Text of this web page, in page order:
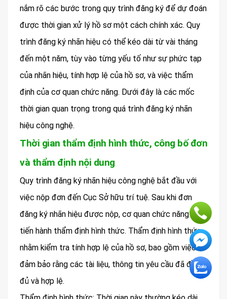
nắm rõ các bước trong quy trình đăng ký để dự đoán
được thời gian xử lý hồ sơ một cách chính xác. Quy
trình đăng ký nhãn hiệu có thể kéo dài từ vài tháng
đến một năm, tùy vào từng yếu tố như sự phức tạp
của nhãn hiệu, tính hợp lệ của hồ sơ, và việc thẩm
định của cơ quan chức năng. Dưới đây là các mốc
thời gian quan trọng trong quá trình đăng ký nhãn
hiệu công nghệ.
Thời gian thẩm định hình thức, công bố đơn
và thẩm định nội dung
Quy trình đăng ký nhãn hiệu công nghệ bắt đầu với
việc nộp đơn đến Cục Sở hữu trí tuệ. Sau khi đơn
đăng ký nhãn hiệu được nộp, cơ quan chức năng sẽ
tiến hành thẩm định hình thức. Thẩm định hình thức
nhằm kiểm tra tính hợp lệ của hồ sơ, bao gồm việc
đảm bảo rằng các tài liệu, thông tin yêu cầu đã đầy
đủ và hợp lệ.